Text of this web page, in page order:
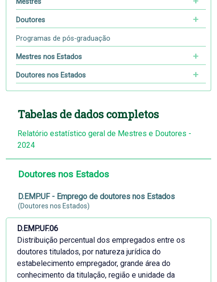
Mestres
Doutores
Programas de pós-graduação
Mestres nos Estados
Doutores nos Estados
Tabelas de dados completos
Relatório estatístico geral de Mestres e Doutores -
2024
Doutores nos Estados
D.EMP.UF - Emprego de doutores nos Estados
(Doutores nos Estados)
D.EMP.UF.06
Distribuição percentual dos empregados entre os
doutores titulados, por natureza jurídica do
estabelecimento empregador, grande área do
conhecimento da titulação, região e unidade da